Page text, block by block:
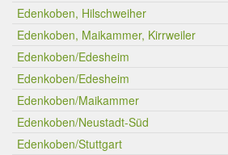
Edenkoben, Hilschweiher
Edenkoben, Maikammer, Kirrweiler
Edenkoben/Edesheim
Edenkoben/Edesheim
Edenkoben/Maikammer
Edenkoben/Neustadt-Süd
Edenkoben/Stuttgart